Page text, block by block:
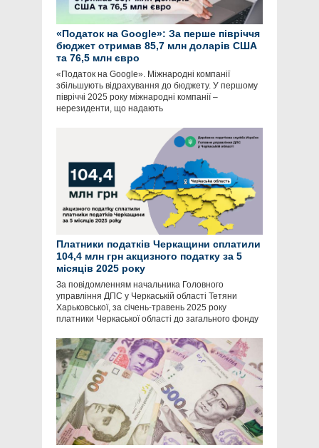
«Податок на Google»: За перше півріччя
бюджет отримав 85,7 млн доларів США
та 76,5 млн євро
«Податок на Google». Міжнародні компанії
збільшують відрахування до бюджету. У першому
півріччі 2025 року міжнародні компанії –
нерезиденти, що надають
Платники податків Черкащини сплатили
104,4 млн грн акцизного податку за 5
місяців 2025 року
За повідомленням начальника Головного
управління ДПС у Черкаській області Тетяни
Харьковської, за січень-травень 2025 року
платники Черкаської області до загального фонду